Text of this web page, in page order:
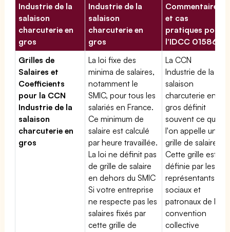
Industrie de la
salaison
charcuterie en
gros
Industrie de la
salaison
charcuterie en
gros
Commentaires
et cas
pratiques pour
l'IDCC 01586
Grilles de
Salaires et
Coefficients
pour la CCN
Industrie de la
salaison
charcuterie en
gros
La loi fixe des
minima de salaires,
notamment le
SMIC, pour tous les
salariés en France.
Ce minimum de
salaire est calculé
par heure travaillée.
La loi ne définit pas
de grille de salaire
en dehors du SMIC
Si votre entreprise
ne respecte pas les
salaires fixés par
cette grille de
La CCN
Industrie de la
salaison
charcuterie en
gros définit
souvent ce que
l'on appelle une
grille de salaires.
Cette grille est
définie par les
représentants
sociaux et
patronaux de la
convention
collective